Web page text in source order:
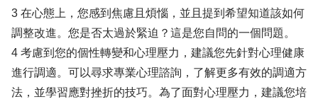
3 在心態上，您感到焦慮且煩惱，並且提到希望知道該如何
調整改進。您是否太過於緊迫？這是您自問的一個問題。
4 考慮到您的個性轉變和心理壓力，建議您先針對心理健康
進行調適。可以尋求專業心理諮詢，了解更多有效的調適方
法，並學習應對挫折的技巧。為了面對心理壓力，建議您培